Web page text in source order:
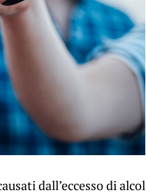
dall’eccesso di alcol